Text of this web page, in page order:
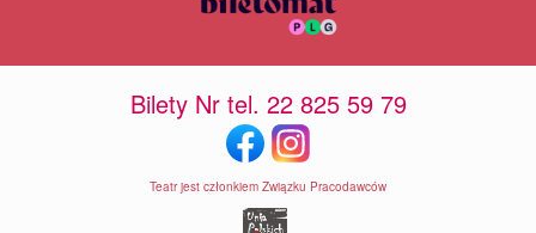
Bilety Nr tel. 22 825 59 79
Teatr jest członkiem Związku Pracodawców